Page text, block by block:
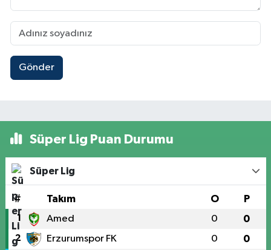
Gönder
Süper Lig Puan Durumu
Süper Lig
# Takım O P
1 Amed 0 0
2 Erzurumspor FK 0 0